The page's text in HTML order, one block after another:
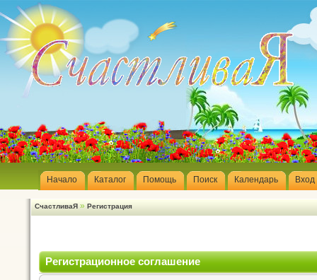
Начало Каталог Помощь Поиск Календарь Вход
СчастливаЯ » Регистрация
Регистрационное соглашение